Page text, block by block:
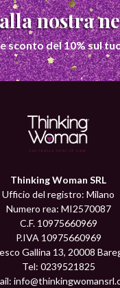
nostra
sconto del 10% sul
Thinking Woman SRL
Ufficio del registro: Milano
Numero rea: MI2570087
C.F. 10975660969
P.IVA 10975660969
Gallina 13, 20008
Tel: 0239521825